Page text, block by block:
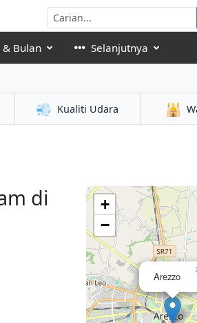
Bulan Selanjutnya
💨 Kualiti Udara 🕌
di
Arezzo
+
−